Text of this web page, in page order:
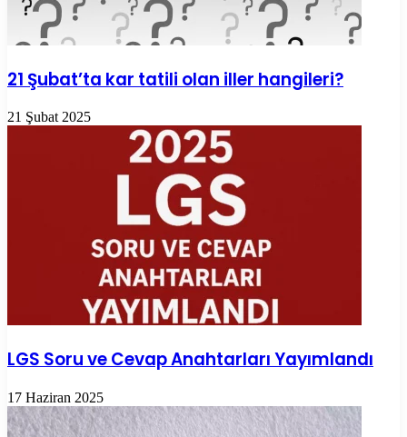
21 Şubat’ta kar tatili olan iller hangileri?
21 Şubat 2025
LGS Soru ve Cevap Anahtarları Yayımlandı
17 Haziran 2025